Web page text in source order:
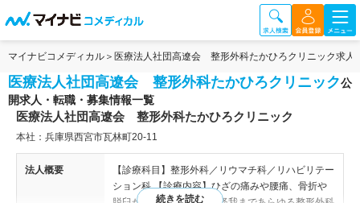
マイナビコメディカル 医療法人社団高遼会 整形外科たかひろクリニック求人
医療法人社団高遼会 整形外科たかひろクリニック公
開求人・転職・募集情報一覧
医療法人社団高遼会 整形外科たかひろクリニック
本社：兵庫県西宮市瓦林町20-11
法人概要
【診療科目】整形外科／リウマチ科／リハビリテー
ション科 【診療内容】ひざの痛みや腰痛、骨折や